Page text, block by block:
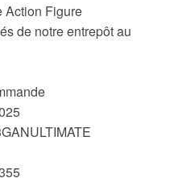
Action Figure
de notre entrepôt au